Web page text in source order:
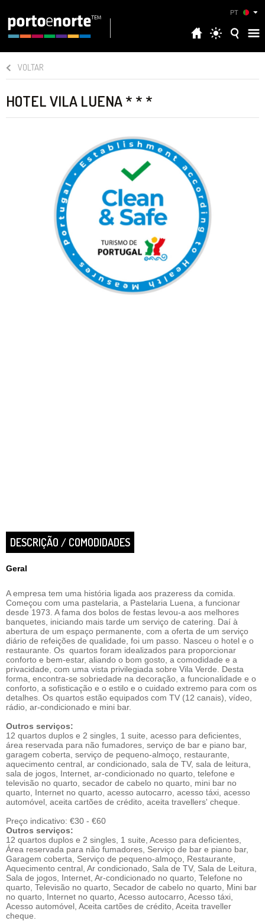
PT
VOLTAR
HOTEL VILA LUENA * * *
DESCRIÇÃO / COMODIDADES
Geral
A empresa tem uma história ligada aos prazeress da comida.
Começou com uma pastelaria, a Pastelaria Luena, a funcionar
desde 1973. A fama dos bolos de festas levou-a aos melhores
banquetes, iniciando mais tarde um serviço de catering. Daí à
abertura de um espaço permanente, com a oferta de um serviço
diário de refeições de qualidade, foi um passo. Nasceu o hotel e o
restaurante. Os quartos foram idealizados para proporcionar
conforto e bem-estar, aliando o bom gosto, a comodidade e a
privacidade, com uma vista privilegiada sobre Vila Verde. Desta
forma, encontra-se sobriedade na decoração, a funcionalidade e o
conforto, a sofisticação e o estilo e o cuidado extremo para com os
detalhes. Os quartos estão equipados com TV (12 canais), vídeo,
rádio, ar-condicionado e mini bar.
Outros serviços:
12 quartos duplos e 2 singles, 1 suite, acesso para deficientes,
área reservada para não fumadores, serviço de bar e piano bar,
garagem coberta, serviço de pequeno-almoço, restaurante,
aquecimento central, ar condicionado, sala de TV, sala de leitura,
sala de jogos, Internet, ar-condicionado no quarto, telefone e
televisão no quarto, secador de cabelo no quarto, mini bar no
quarto, Internet no quarto, acesso autocarro, acesso táxi, acesso
automóvel, aceita cartões de crédito, aceita travellers' cheque.
Preço indicativo: €30 - €60
Outros serviços:
12 quartos duplos e 2 singles, 1 suite, Acesso para deficientes,
Área reservada para não fumadores, Serviço de bar e piano bar,
Garagem coberta, Serviço de pequeno-almoço, Restaurante,
Aquecimento central, Ar condicionado, Sala de TV, Sala de Leitura,
Sala de jogos, Internet, Ar-condicionado no quarto, Telefone no
quarto, Televisão no quarto, Secador de cabelo no quarto, Mini bar
no quarto, Internet no quarto, Acesso autocarro, Acesso táxi,
Acesso automóvel, Aceita cartões de crédito, Aceita traveller
cheque.